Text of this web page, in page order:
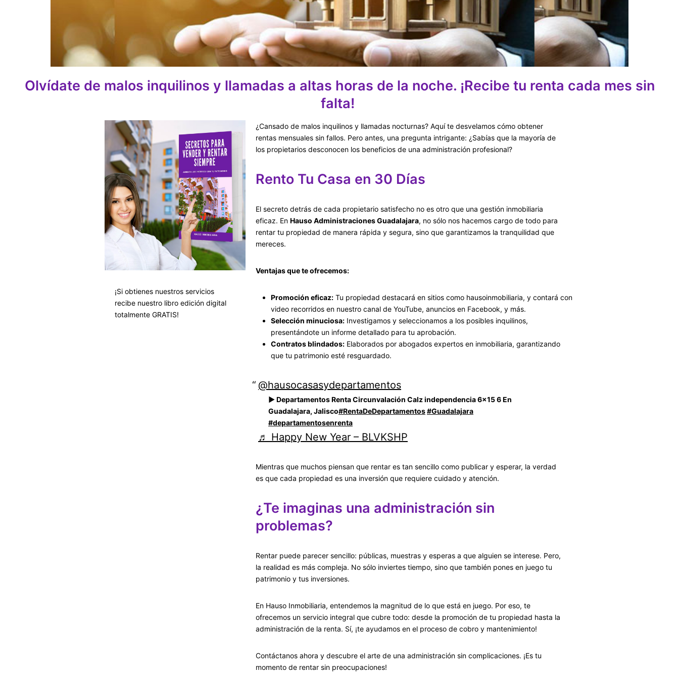
Olvídate de malos inquilinos y llamadas a altas horas de la noche. ¡Recibe tu renta cada mes sin
falta!
¡Si obtienes nuestros servicios
recibe nuestro libro edición digital
totalmente GRATIS!
¿Cansado de malos inquilinos y llamadas nocturnas? Aquí te desvelamos cómo obtener
rentas mensuales sin fallos. Pero antes, una pregunta intrigante: ¿Sabías que la mayoría de
los propietarios desconocen los beneficios de una administración profesional?
Rento Tu Casa en 30 Días
El secreto detrás de cada propietario satisfecho no es otro que una gestión inmobiliaria
eficaz. En Hauso Administraciones Guadalajara, no sólo nos hacemos cargo de todo para
rentar tu propiedad de manera rápida y segura, sino que garantizamos la tranquilidad que
mereces.
Ventajas que te ofrecemos:
Promoción eficaz: Tu propiedad destacará en sitios como hausoinmobiliaria, y contará con
video recorridos en nuestro canal de YouTube, anuncios en Facebook, y más.
Selección minuciosa: Investigamos y seleccionamos a los posibles inquilinos,
presentándote un informe detallado para tu aprobación.
Contratos blindados: Elaborados por abogados expertos en inmobiliaria, garantizando
que tu patrimonio esté resguardado.
@hausocasasydepartamentos
► Departamentos Renta Circunvalación Calz independencia 6×15 6 En
Guadalajara, Jalisco#RentaDeDepartamentos#Guadalajara
#departamentosenrenta
♬ Happy New Year – BLVKSHP
Mientras que muchos piensan que rentar es tan sencillo como publicar y esperar, la verdad
es que cada propiedad es una inversión que requiere cuidado y atención.
¿Te imaginas una administración sin
problemas?
Rentar puede parecer sencillo: públicas, muestras y esperas a que alguien se interese. Pero,
la realidad es más compleja. No sólo inviertes tiempo, sino que también pones en juego tu
patrimonio y tus inversiones.
En Hauso Inmobiliaria, entendemos la magnitud de lo que está en juego. Por eso, te
ofrecemos un servicio integral que cubre todo: desde la promoción de tu propiedad hasta la
administración de la renta. Sí, ¡te ayudamos en el proceso de cobro y mantenimiento!
Contáctanos ahora y descubre el arte de una administración sin complicaciones. ¡Es tu
momento de rentar sin preocupaciones!